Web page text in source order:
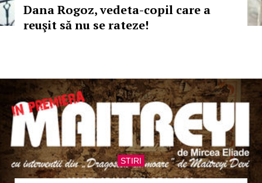
Dana Rogoz, vedeta-copil care a
reuşit să nu se rateze!
STIRI